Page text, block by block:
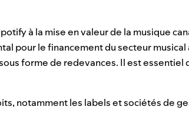
à la mise en valeur de la musique
pour le financement du secteur musical
forme de redevances. Il est essentiel
notamment les labels et sociétés de